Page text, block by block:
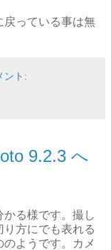
戻っている事は無
ント:
9.2.3 へ
る様です。撮し
方にでも表れる
ようです。カメ